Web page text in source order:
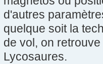
d'autres
quelque soit la
de vol, on
Lycosaures.